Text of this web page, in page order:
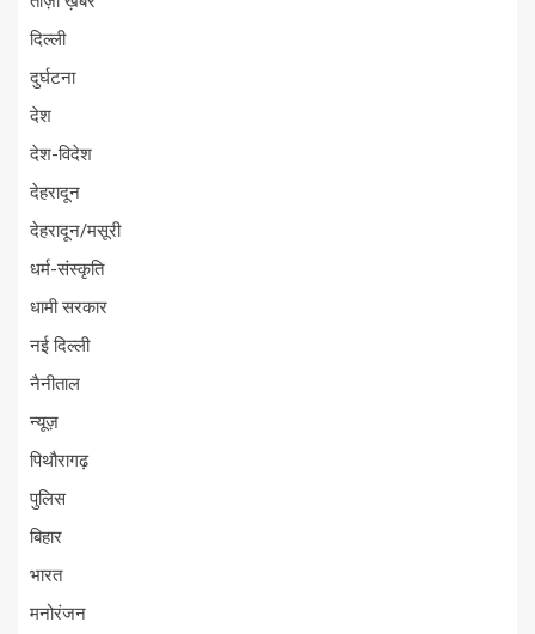
दिल्ली
दुर्घटना
देश
देश-विदेश
देहरादून
देहरादून/मसूरी
धर्म-संस्कृति
धामी सरकार
नई दिल्ली
नैनीताल
न्यूज़
पिथौरागढ़
पुलिस
बिहार
भारत
मनोरंजन